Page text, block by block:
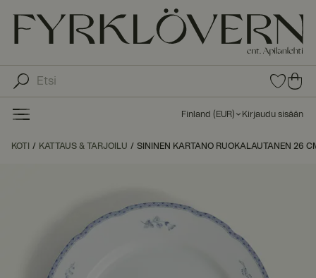
0
tuot
suo
0
tu
ot
a
Finland ( EUR) Kirjaudu sisään
KOTI KATTAUS & TARJOILU SININEN KARTANO RUOKALAUTANEN 26